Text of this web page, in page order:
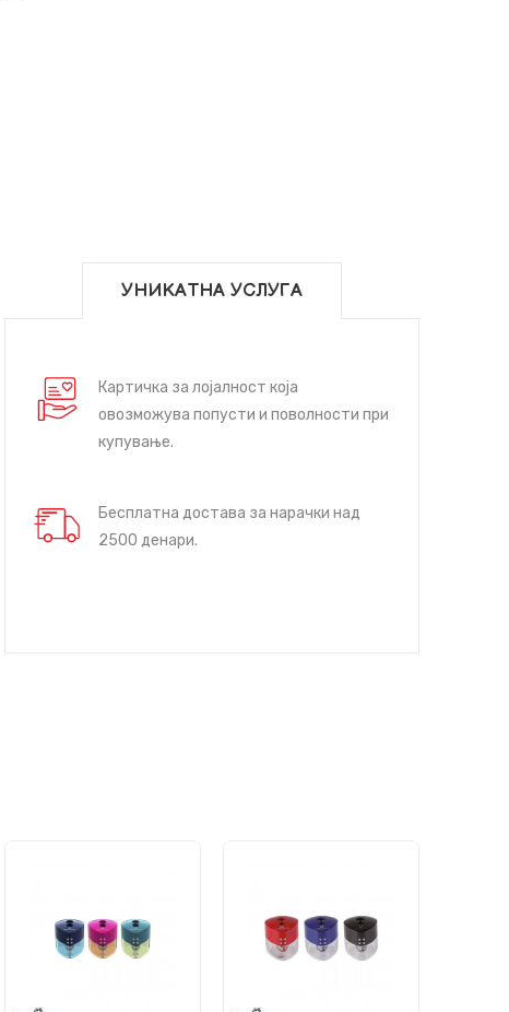
УНИКАТНА УСЛУГА
Картичка за лојалност која
овозможува попусти и поволности при
купување.
Бесплатна достава за нарачки над
2500 денари.